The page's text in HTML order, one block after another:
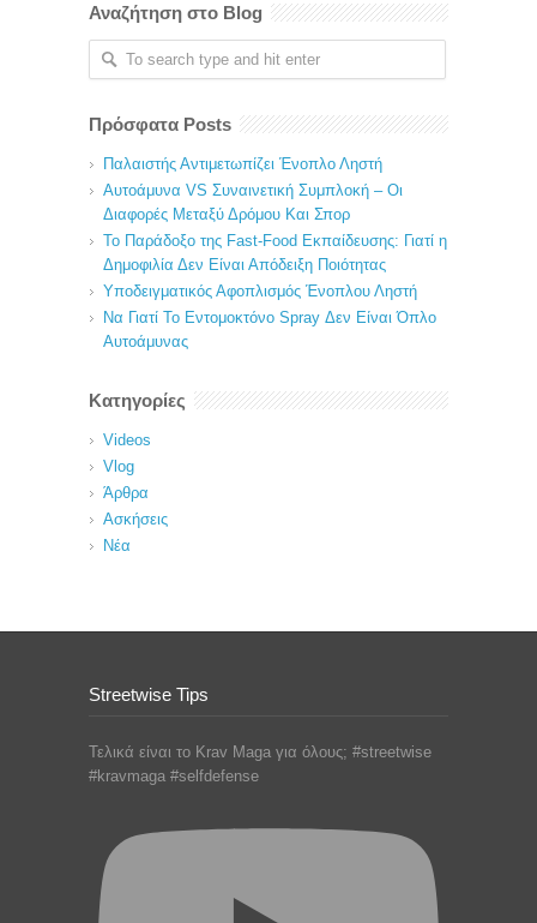
Αναζήτηση στο Blog
Πρόσφατα Posts
Παλαιστής Αντιμετωπίζει Ένοπλο Ληστή
Αυτοάμυνα VS Συναινετική Συμπλοκή – Οι
Διαφορές Μεταξύ Δρόμου Και Σπορ
Το Παράδοξο της Fast-Food Εκπαίδευσης: Γιατί η
Δημοφιλία Δεν Είναι Απόδειξη Ποιότητας
Υποδειγματικός Αφοπλισμός Ένοπλου Ληστή
Να Γιατί Το Εντομοκτόνο Spray Δεν Είναι Όπλο
Αυτοάμυνας
Κατηγορίες
Videos
Vlog
Άρθρα
Ασκήσεις
Νέα
Streetwise Tips
Τελικά είναι το Krav Maga για όλους; #streetwise
#kravmaga #selfdefense